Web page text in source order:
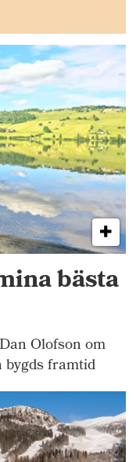
bästa
Olofson om
bygds framtid